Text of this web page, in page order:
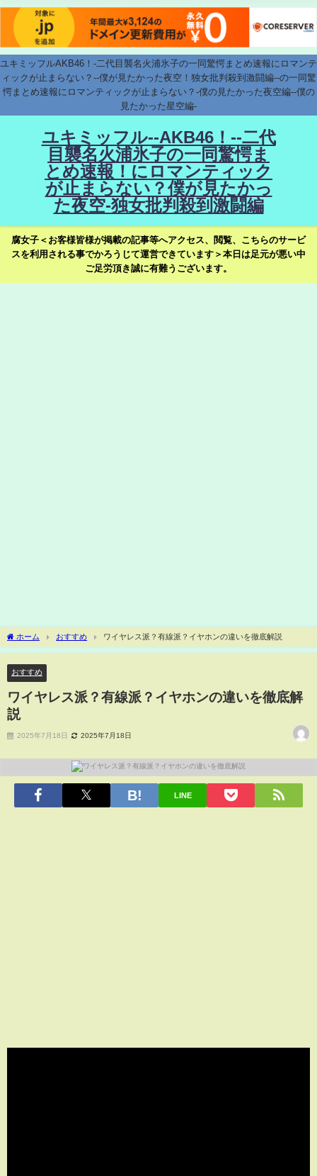
ユキミッフルAKB46！-二代目襲名火浦氷子の一同驚愕まとめ速報にロマンテ
ィックが止まらない？--僕が見たかった夜空！独女批判殺到激闘編--の一同驚
愕まとめ速報にロマンティックが止まらない？-僕の見たかった夜空編--僕の
見たかった星空編-
ユキミッフル--AKB46！--二代
目襲名火浦氷子の一同驚愕ま
とめ速報！にロマンティック
が止まらない？僕が見たかっ
た夜空-独女批判殺到激闘編
腐女子＜お客様皆様が掲載の記事等へアクセス、閲覧、こちらのサービ
スを利用される事でかろうじて運営できています＞本日は足元が悪い中
ご足労頂き誠に有難うございます。
ホーム おすすめ ワイヤレス派？有線派？イヤホンの違いを徹底解説
おすすめ
ワイヤレス派？有線派？イヤホンの違いを徹底解
説
2025年7月18日 2025年7月18日
LINE